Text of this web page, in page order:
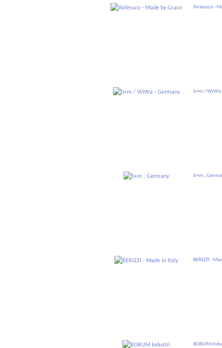
Airlessco -
b+m / WiWa
b+m ,
BERIZZI -
BORUM